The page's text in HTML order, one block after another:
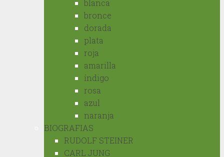
blanca
bronce
dorada
plata
roja
amarilla
índigo
rosa
azul
naranja
BIOGRAFIAS
RUDOLF STEINER
CARL JUNG